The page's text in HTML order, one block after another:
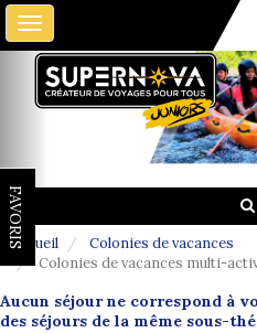
Toggle
navigation
FAVORIS
Accueil
Colonies de vacances
Colonies de vacances multi-
Aucun séjour ne correspond à
des séjours de la même sous-